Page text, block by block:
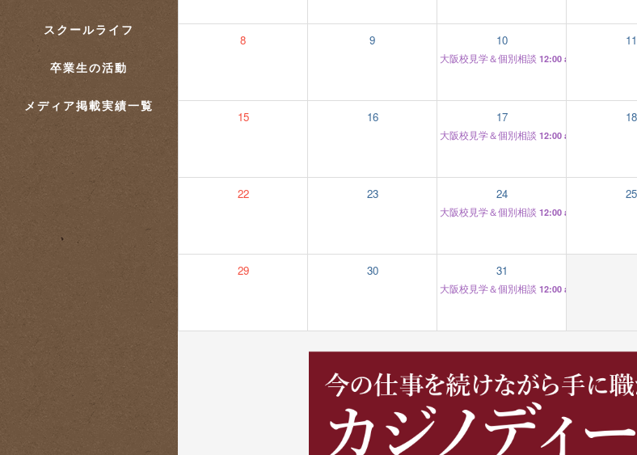
スクールライフ
卒業生の活動
メディア掲載実績一覧
8 9 10
大阪校見学＆個別相談 12:00 am
11
15 16 17
大阪校見学＆個別相談 12:00 am
18
22 23 24
大阪校見学＆個別相談 12:00 am
25
29 30 31
大阪校見学＆個別相談 12:00 am